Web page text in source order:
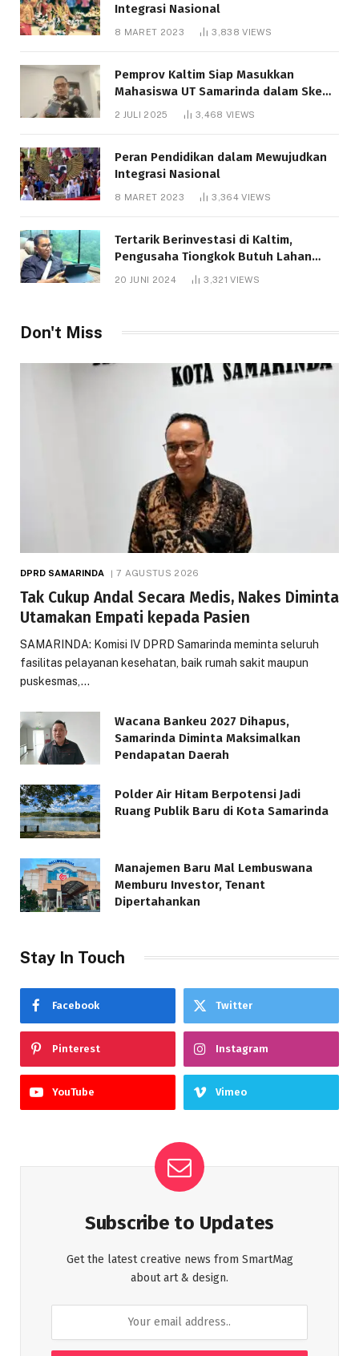
Integrasi Nasional
8 MARET 2023 3,838VIEWS
Pemprov Kaltim Siap Masukkan
Mahasiswa UT Samarinda dalam Skema
Bantuan Pendidikan Gratispol
2 JULI 2025 3,468 VIEWS
Peran Pendidikan dalam Mewujudkan
Integrasi Nasional
8 MARET 2023 3,364VIEWS
Tertarik Berinvestasi di Kaltim,
Pengusaha Tiongkok Butuh Lahan
1.000 Hektare
20 JUNI 2024 3,321VIEWS
Don't Miss
DPRD SAMARINDA 7 AGUSTUS 2026
Tak Cukup Andal Secara Medis, Nakes Diminta
Utamakan Empati kepada Pasien
SAMARINDA: Komisi IV DPRD Samarinda meminta seluruh
fasilitas pelayanan kesehatan, baik rumah sakit maupun
puskesmas,…
Wacana Bankeu 2027 Dihapus,
Samarinda Diminta Maksimalkan
Pendapatan Daerah
Polder Air Hitam Berpotensi Jadi
Ruang Publik Baru di Kota Samarinda
Manajemen Baru Mal Lembuswana
Memburu Investor, Tenant
Dipertahankan
Stay In Touch
Facebook Twitter
Pinterest Instagram
YouTube Vimeo
Subscribe to Updates
Get the latest creative news from SmartMag
about art & design.